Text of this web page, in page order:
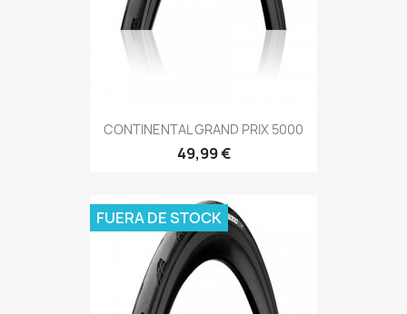
CONTINENTAL GRAND PRIX 5000
49,99 €
FUERA DE STOCK